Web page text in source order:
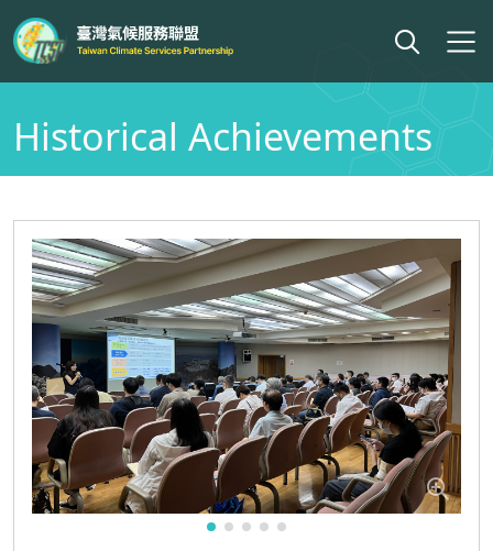
Historical Achievements